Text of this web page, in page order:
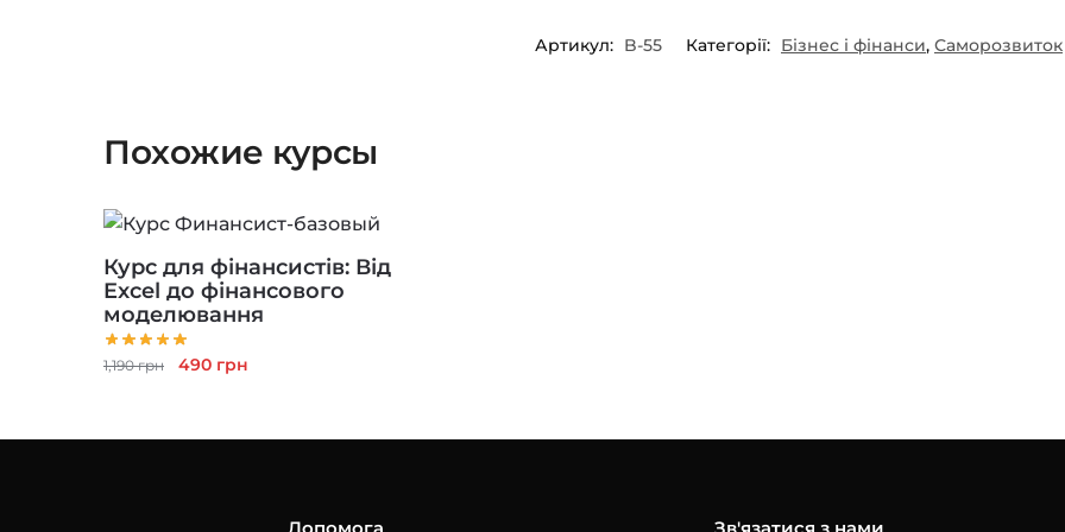
Артикул: B-55 Категорії: Бізнес і фінанси, Саморозвиток
Похожие курсы
Курс для фінансистів: Від
Excel до фінансового
моделювання
1,190грн
Оригінальна
490 грн